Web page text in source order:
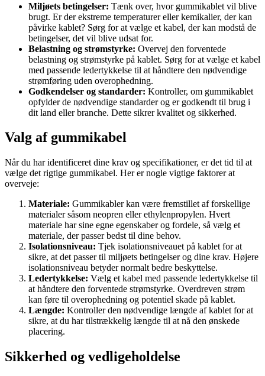
Miljøets betingelser: Tænk over, hvor gummikablet vil blive
brugt. Er der ekstreme temperaturer eller kemikalier, der kan
påvirke kablet? Sørg for at vælge et kabel, der kan modstå de
betingelser, det vil blive udsat for.
Belastning og strømstyrke: Overvej den forventede
belastning og strømstyrke på kablet. Sørg for at vælge et kabel
med passende ledertykkelse til at håndtere den nødvendige
strømføring uden overophedning.
Godkendelser og standarder: Kontroller, om gummikablet
opfylder de nødvendige standarder og er godkendt til brug i
dit land eller branche. Dette sikrer kvalitet og sikkerhed.
Valg af gummikabel
Når du har identificeret dine krav og specifikationer, er det tid til at
vælge det rigtige gummikabel. Her er nogle vigtige faktorer at
overveje:
Materiale: Gummikabler kan være fremstillet af forskellige
materialer såsom neopren eller ethylenpropylen. Hvert
materiale har sine egne egenskaber og fordele, så vælg et
materiale, der passer bedst til dine behov.
Isolationsniveau: Tjek isolationsniveauet på kablet for at
sikre, at det passer til miljøets betingelser og dine krav. Højere
isolationsniveau betyder normalt bedre beskyttelse.
Ledertykkelse: Vælg et kabel med passende ledertykkelse til
at håndtere den forventede strømstyrke. Overdreven strøm
kan føre til overophedning og potentiel skade på kablet.
Længde: Kontroller den nødvendige længde af kablet for at
sikre, at du har tilstrækkelig længde til at nå den ønskede
placering.
Sikkerhed og vedligeholdelse